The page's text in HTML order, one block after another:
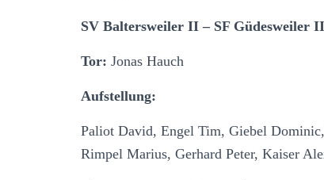
SV Baltersweiler II – SF
Tor: Jonas Hauch
Aufstellung:
Paliot David, Engel Tim, Giebel
Rimpel Marius, Gerhard Peter, Kaiser